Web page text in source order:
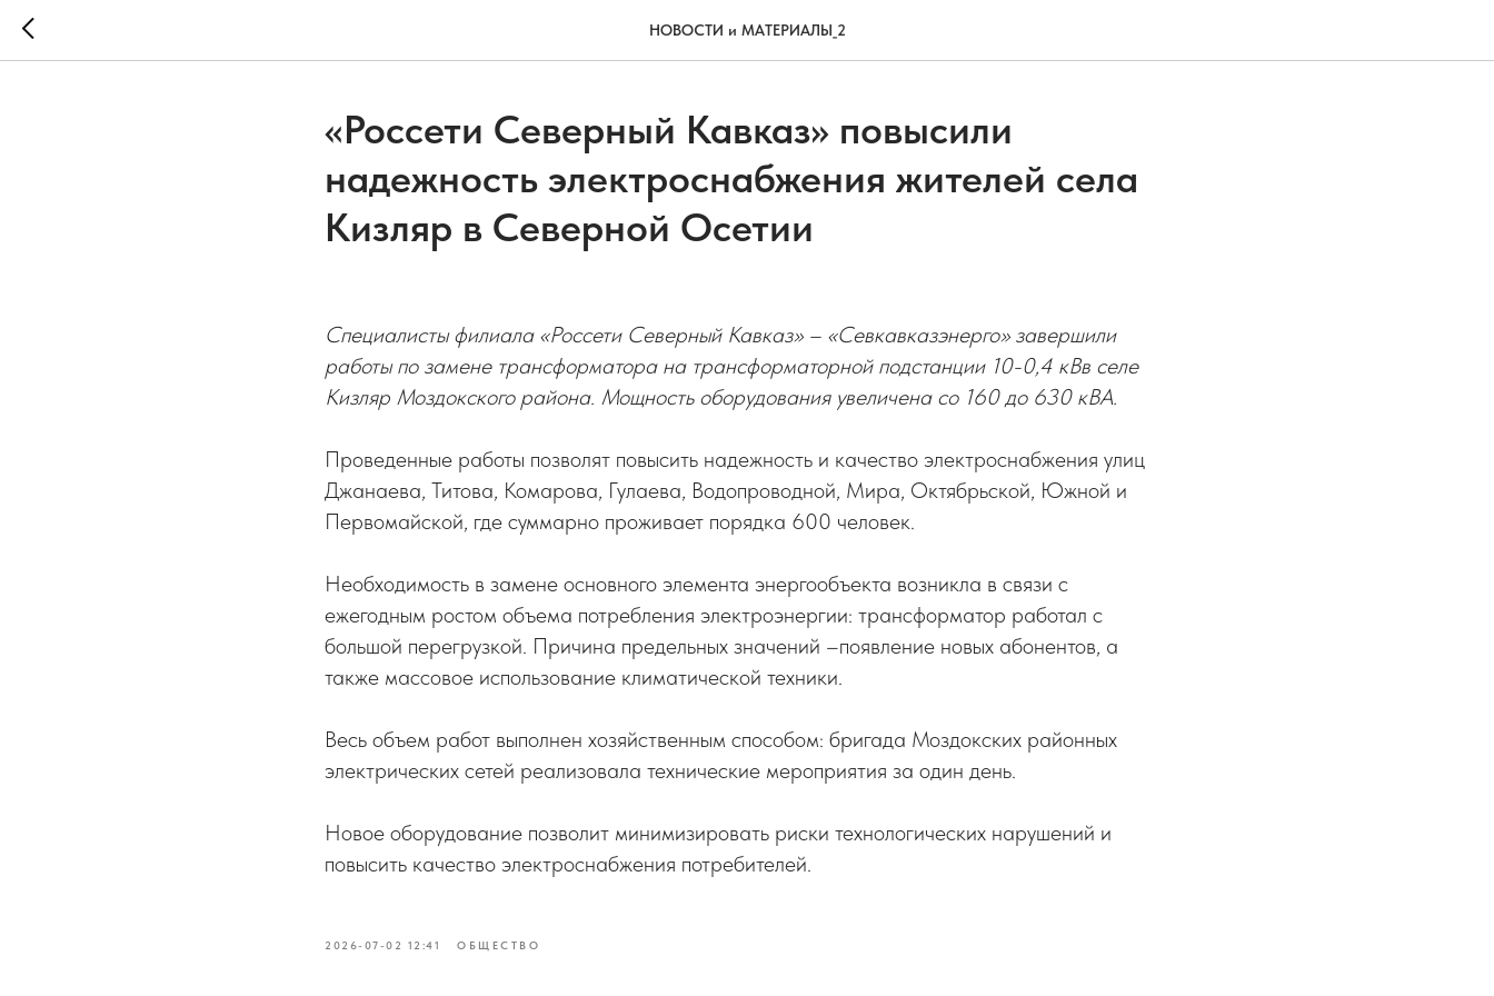
НОВОСТИ и МАТЕРИАЛЫ_2
«Россети Северный Кавказ» повысили
надежность электроснабжения жителей села
Кизляр в Северной Осетии
Специалисты филиала «Россети Северный Кавказ» – «Севкавказэнерго» завершили
работы по замене трансформатора на трансформаторной подстанции 10-0,4 кВв селе
Кизляр Моздокского района. Мощность оборудования увеличена со 160 до 630 кВА.
Проведенные работы позволят повысить надежность и качество электроснабжения улиц
Джанаева, Титова, Комарова, Гулаева, Водопроводной, Мира, Октябрьской, Южной и
Первомайской, где суммарно проживает порядка 600 человек.
Необходимость в замене основного элемента энергообъекта возникла в связи с
ежегодным ростом объема потребления электроэнергии: трансформатор работал с
большой перегрузкой. Причина предельных значений –появление новых абонентов, а
также массовое использование климатической техники.
Весь объем работ выполнен хозяйственным способом: бригада Моздокских районных
электрических сетей реализовала технические мероприятия за один день.
Новое оборудование позволит минимизировать риски технологических нарушений и
повысить качество электроснабжения потребителей.
2026-07-02 12:41 ОБЩЕСТВО